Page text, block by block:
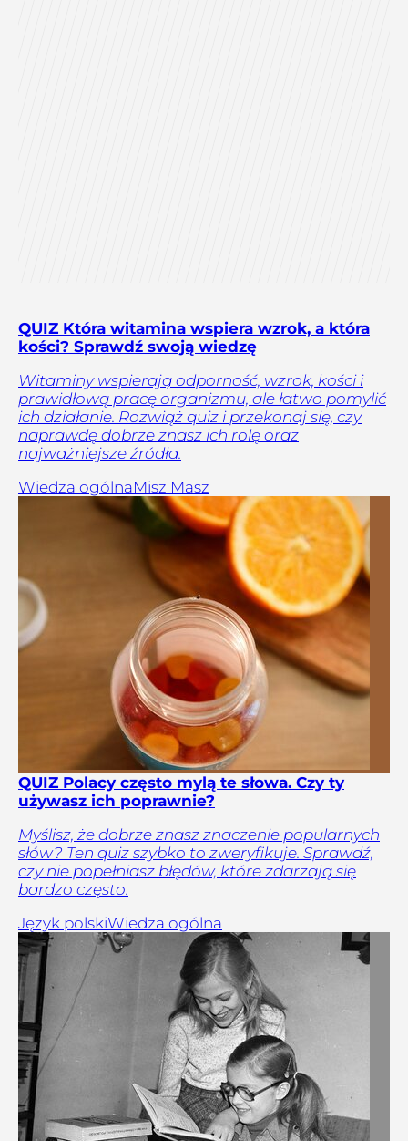
QUIZ Która witamina wspiera wzrok, a która
kości? Sprawdź swoją wiedzę
Witaminy wspierają odporność, wzrok, kości i
prawidłową pracę organizmu, ale łatwo pomylić
ich działanie. Rozwiąż quiz i przekonaj się, czy
naprawdę dobrze znasz ich rolę oraz
najważniejsze źródła.
Wiedza ogólnaMisz Masz
QUIZ Polacy często mylą te słowa. Czy ty
używasz ich poprawnie?
Myślisz, że dobrze znasz znaczenie popularnych
słów? Ten quiz szybko to zweryfikuje. Sprawdź,
czy nie popełniasz błędów, które zdarzają się
bardzo często.
Język polskiWiedza ogólna